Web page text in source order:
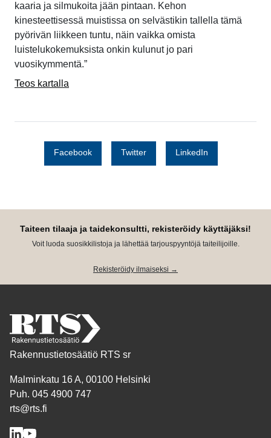
kaaria ja silmukoita jään pintaan. Kehon
kinesteettisessä muistissa on selvästikin tallella tämä
pyörivän liikkeen tuntu, näin vaikka omista
luistelukokemuksista onkin kulunut jo pari
vuosikymmentä.”
Teos kartalla
Facebook Twitter LinkedIn
Taiteen tilaaja ja taidekonsultti, rekisteröidy käyttäjäksi!
Voit luoda suosikkilistoja ja lähettää tarjouspyyntöjä taiteilijoille.
Rekisteröidy ilmaiseksi →
Rakennustietosäätiö RTS sr
Malminkatu 16 A, 00100 Helsinki
Puh. 045 4900 747
rts@rts.fi